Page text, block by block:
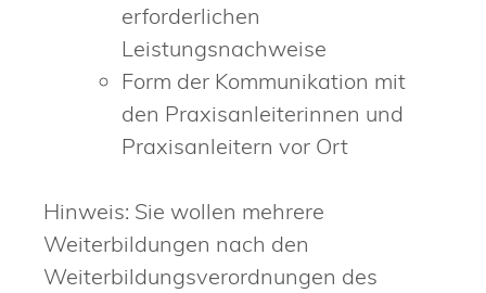
erforderlichen
Leistungsnachweise
Form der Kommunikation mit
den Praxisanleiterinnen und
Praxisanleitern vor Ort
Hinweis: Sie wollen mehrere
Weiterbildungen nach den
Weiterbildungsverordnungen des